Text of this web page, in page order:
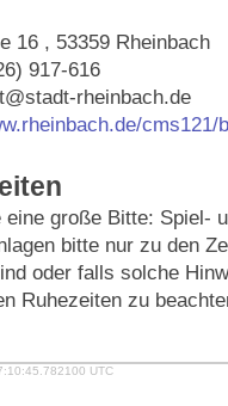
16 , 53359 Rheinbach
917-616
rheinbach.de
große Bitte: Spiel-
bitte nur zu den
oder falls solche
Ruhezeiten zu
UTC